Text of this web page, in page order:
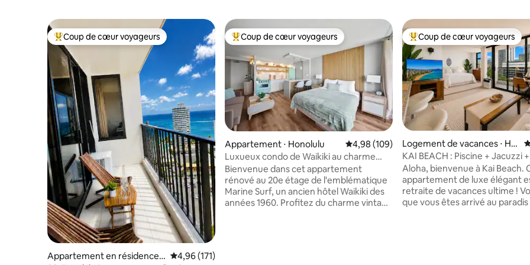
Coups de cœur voyageurs les plus appréciés
Coup de cœur voyageurs
Appartement en résidence ⋅
Évaluation moyenne sur la base de 171 commentaires : 4,96 sur 5
4,96 (171)
Coups de cœur voyageurs les plus appréciés
Coup de cœur voyageurs
Appartement ⋅ Honolulu Évaluation moyenne sur la base de 109
4,98 (109)
Luxueux condo de Waikiki au charme
rétro et parking gratuit
Bienvenue dans cet appartement
rénové au 20e étage de l'emblématique
Marine Surf, un ancien hôtel Waikiki des
années 1960. Profitez du charme vintage
Coups de cœur voyageurs les
Coup de cœur voyageurs
Logement de vacances ⋅ Ho
nolulu
KAI BEACH : Piscine + Jacuzzi
À 1 pâté de maisons de la plage
Aloha, bienvenue à Kai Beach.
appartement de luxe élégant
retraite de vacances ultime !
que vous êtes arrivé au paradis